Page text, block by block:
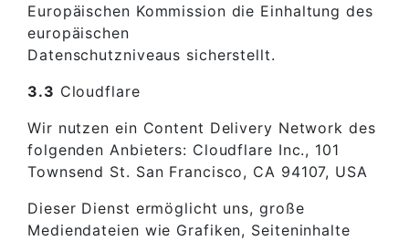
Europäischen Kommission die Einhaltung des
europäischen
Datenschutzniveaus sicherstellt.
3.3 Cloudflare
Wir nutzen ein Content Delivery Network des
folgenden Anbieters: Cloudflare Inc., 101
Townsend St. San Francisco, CA 94107, USA
Dieser Dienst ermöglicht uns, große
Mediendateien wie Grafiken, Seiteninhalte